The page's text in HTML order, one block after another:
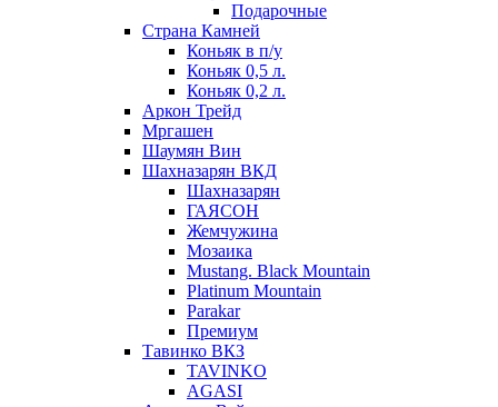
Подарочные
Страна Камней
Коньяк в п/у
Коньяк 0,5 л.
Коньяк 0,2 л.
Аркон Трейд
Мргашен
Шаумян Вин
Шахназарян ВКД
Шахназарян
ГАЯСОН
Жемчужина
Мозаика
Mustang. Black Mountain
Platinum Mountain
Parakar
Премиум
Тавинко ВКЗ
TAVINKO
AGASI